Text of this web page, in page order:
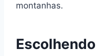
montanhas.